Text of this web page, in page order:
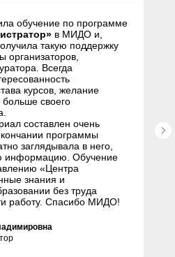
обучение по программе
в МИДО и,
такую поддержку
организаторов,
Всегда
курсов, желание
своего
составлен очень
программы
заглядывала в него,
информацию. Обучение
«Центра
знания и
без труда
работу. Спасибо МИДО!